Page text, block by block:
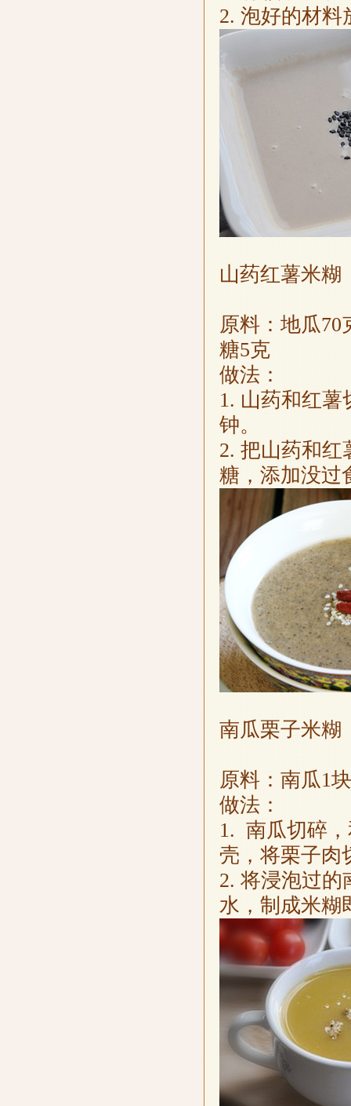
2. 泡好的材料
山药红薯米糊
原料：地瓜70
糖5克
做法：
1. 山药和红薯
钟。
2. 把山药和红
糖，添加没过
南瓜栗子米糊
原料：南瓜1
做法：
1. 南瓜切碎
壳，将栗子肉
2. 将浸泡过的
水，制成米